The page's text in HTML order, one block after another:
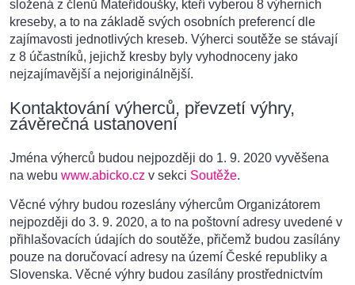
složená z členů Mateřídoušky, kteří vyberou 8 výherních
kreseby, a to na základě svých osobních preferencí dle
zajímavosti jednotlivých kreseb. Výherci soutěže se stávají
z 8 účastníků, jejichž kresby byly vyhodnoceny jako
nejzajímavější a nejoriginálnější.
Kontaktování výherců, převzetí výhry,
závěrečná ustanovení
Jména výherců budou nejpozději do 1. 9. 2020 vyvěšena
na webu www.abicko.cz v sekci Soutěže.
Věcné výhry budou rozeslány výhercům Organizátorem
nejpozději do 3. 9. 2020, a to na poštovní adresy uvedené v
přihlašovacích údajích do soutěže, přičemž budou zasílány
pouze na doručovací adresy na území České republiky a
Slovenska. Věcné výhry budou zasílány prostřednictvím